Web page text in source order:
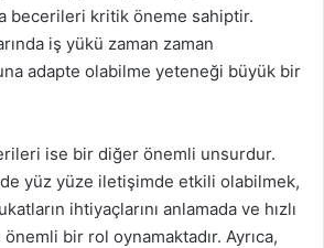
becerileri kritik öneme sahiptir.
iş yükü zaman zaman
adapte olabilme yeteneği büyük bir
ise bir diğer önemli unsurdur.
yüz yüze iletişimde etkili olabilmek,
ihtiyaçlarını anlamada ve hızlı
bir rol oynamaktadır. Ayrıca,